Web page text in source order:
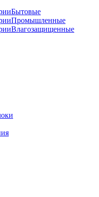
Бытовые
Промышленные
Влагозащищенные